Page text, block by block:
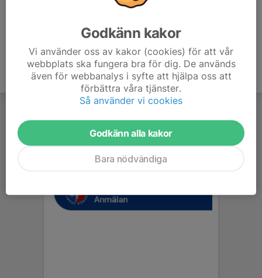
Godkänn kakor
Vi använder oss av kakor (cookies) för att vår
webbplats ska fungera bra för dig. De används
även för webbanalys i syfte att hjälpa oss att
förbättra våra tjänster.
Så använder vi cookies
Godkänn alla kakor
Bara nödvändiga